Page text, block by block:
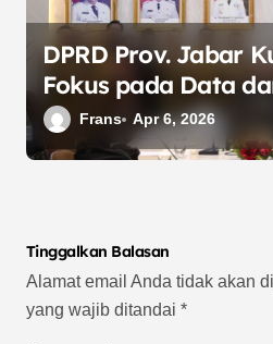
DPRD Prov. Jabar
Fokus pada Data
Perkembangan UKM
Frans Apr 6, 2026
Tinggalkan Balasan
Alamat email Anda tidak akan
yang wajib ditandai *